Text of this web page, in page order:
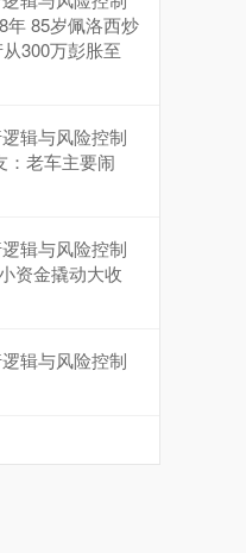
+1.01%
年 85岁佩洛西炒
300万彭胀至
辑与风险控制
：老车主要闹
辑与风险控制
资金撬动大收
辑与风险控制